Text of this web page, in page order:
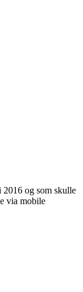
og som skulle
via mobile